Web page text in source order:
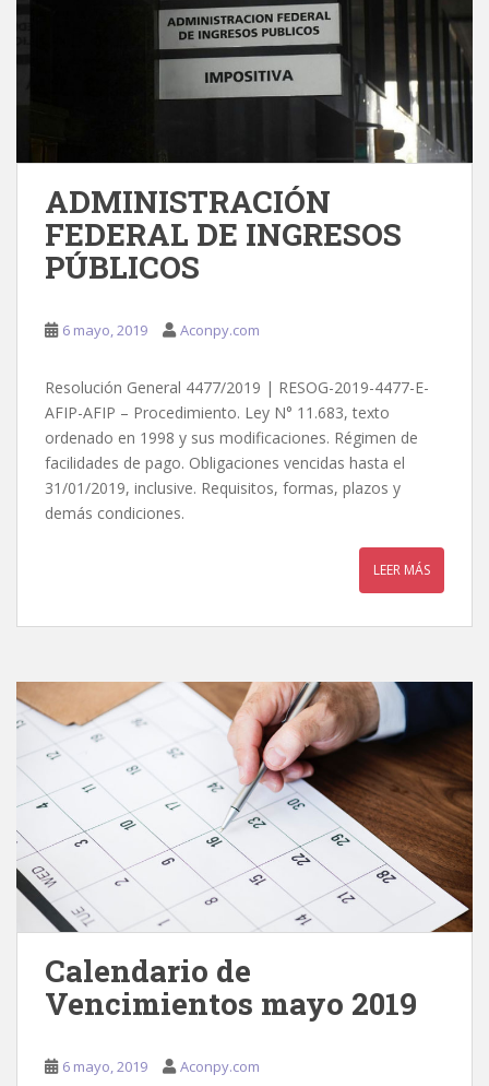
ADMINISTRACIÓN
FEDERAL DE INGRESOS
PÚBLICOS
6 mayo, 2019 Aconpy.com
Resolución General 4477/2019 | RESOG-2019-4477-E-
AFIP-AFIP – Procedimiento. Ley N° 11.683, texto
ordenado en 1998 y sus modificaciones. Régimen de
facilidades de pago. Obligaciones vencidas hasta el
31/01/2019, inclusive. Requisitos, formas, plazos y
demás condiciones.
LEER MÁS
Calendario de
Vencimientos mayo 2019
6 mayo, 2019 Aconpy.com